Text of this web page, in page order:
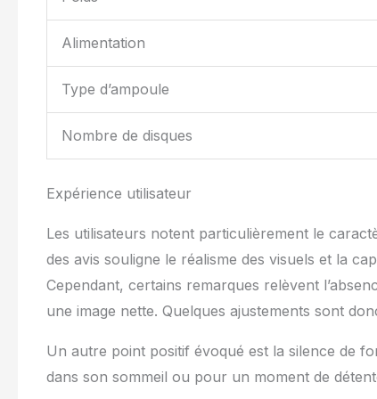
Alimentation
Type d’ampoule
Nombre de disques
Expérience utilisateur
Les utilisateurs notent particulièrement le
des avis souligne le réalisme des visuels et la
Cependant, certains remarques relèvent
une image nette. Quelques ajustements sont
Un autre point positif évoqué est la silence de
dans son sommeil ou pour un moment de